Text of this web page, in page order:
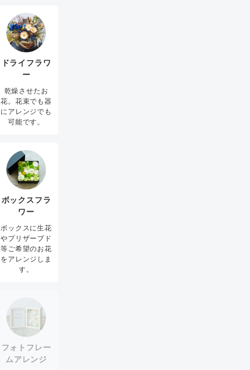
ドライフラワ
ー
乾燥させたお
花。花束でも器
にアレンジでも
可能です。
ボックスフラ
ワー
ボックスに生花
やプリザーブド
等ご希望のお花
をアレンジしま
す。
フォトフレー
ムアレンジ